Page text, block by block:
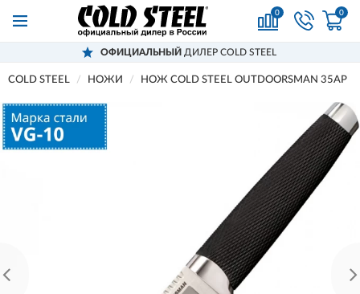
0 0
ОФИЦИАЛЬНЫЙ ДИЛЕР COLD STEEL
COLD STEEL НОЖИ НОЖ COLD STEEL OUTDOORSMAN 35AP